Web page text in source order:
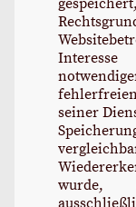
seiner
wurde,